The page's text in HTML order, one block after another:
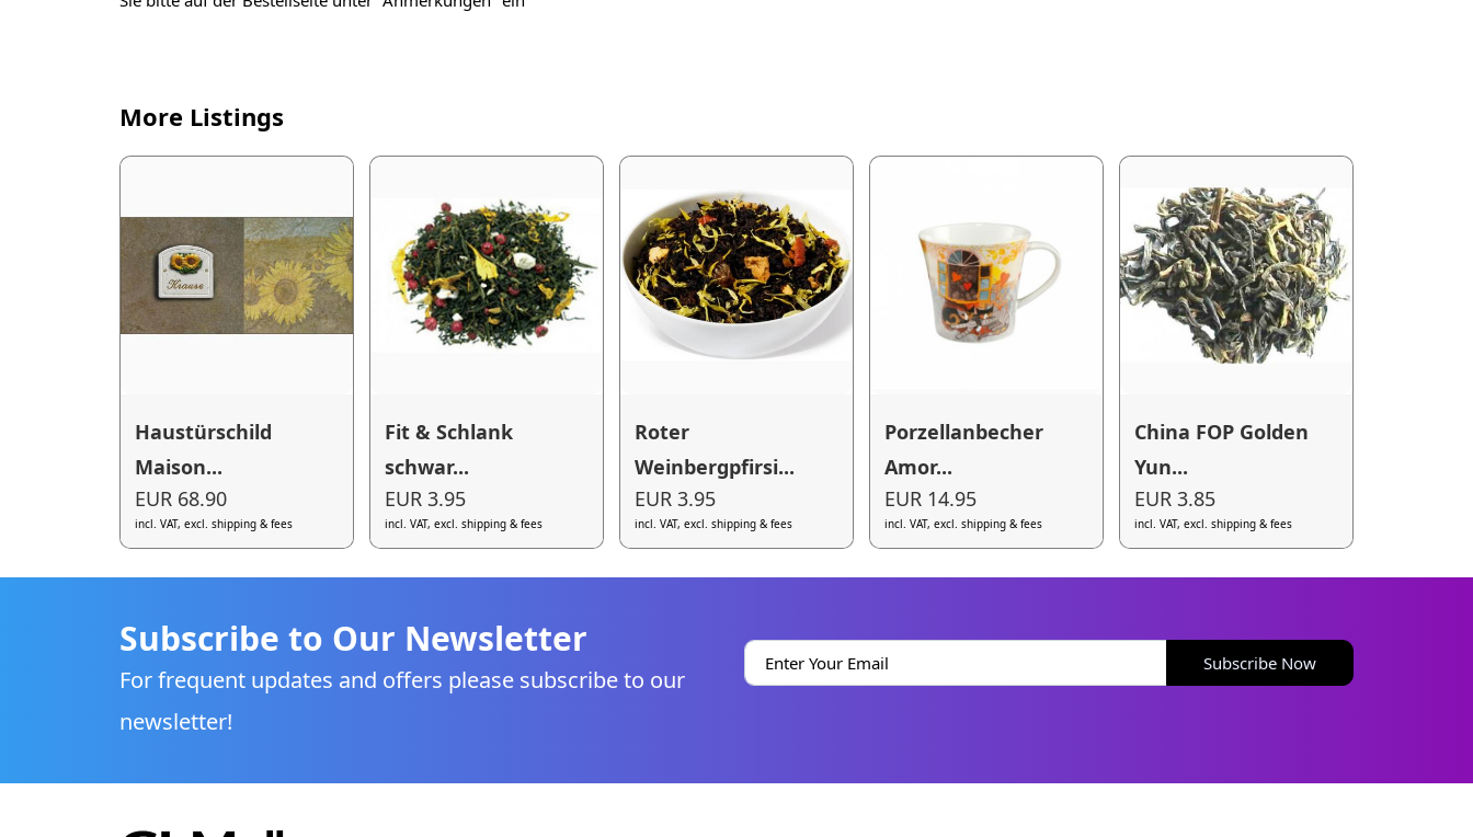
More Listings
Haustürschild
Maison...
EUR 68.90
incl. VAT, excl. shipping & fees
Fit & Schlank
schwar...
EUR 3.95
incl. VAT, excl. shipping & fees
Roter
Weinbergpfirsi...
EUR 3.95
incl. VAT, excl. shipping & fees
Porzellanbecher
Amor...
EUR 14.95
incl. VAT, excl. shipping & fees
China FOP Golden
Yun...
EUR 3.85
incl. VAT, excl. shipping & fees
Subscribe to Our Newsletter
For frequent updates and offers please subscribe to our
newsletter!
Subscribe Now